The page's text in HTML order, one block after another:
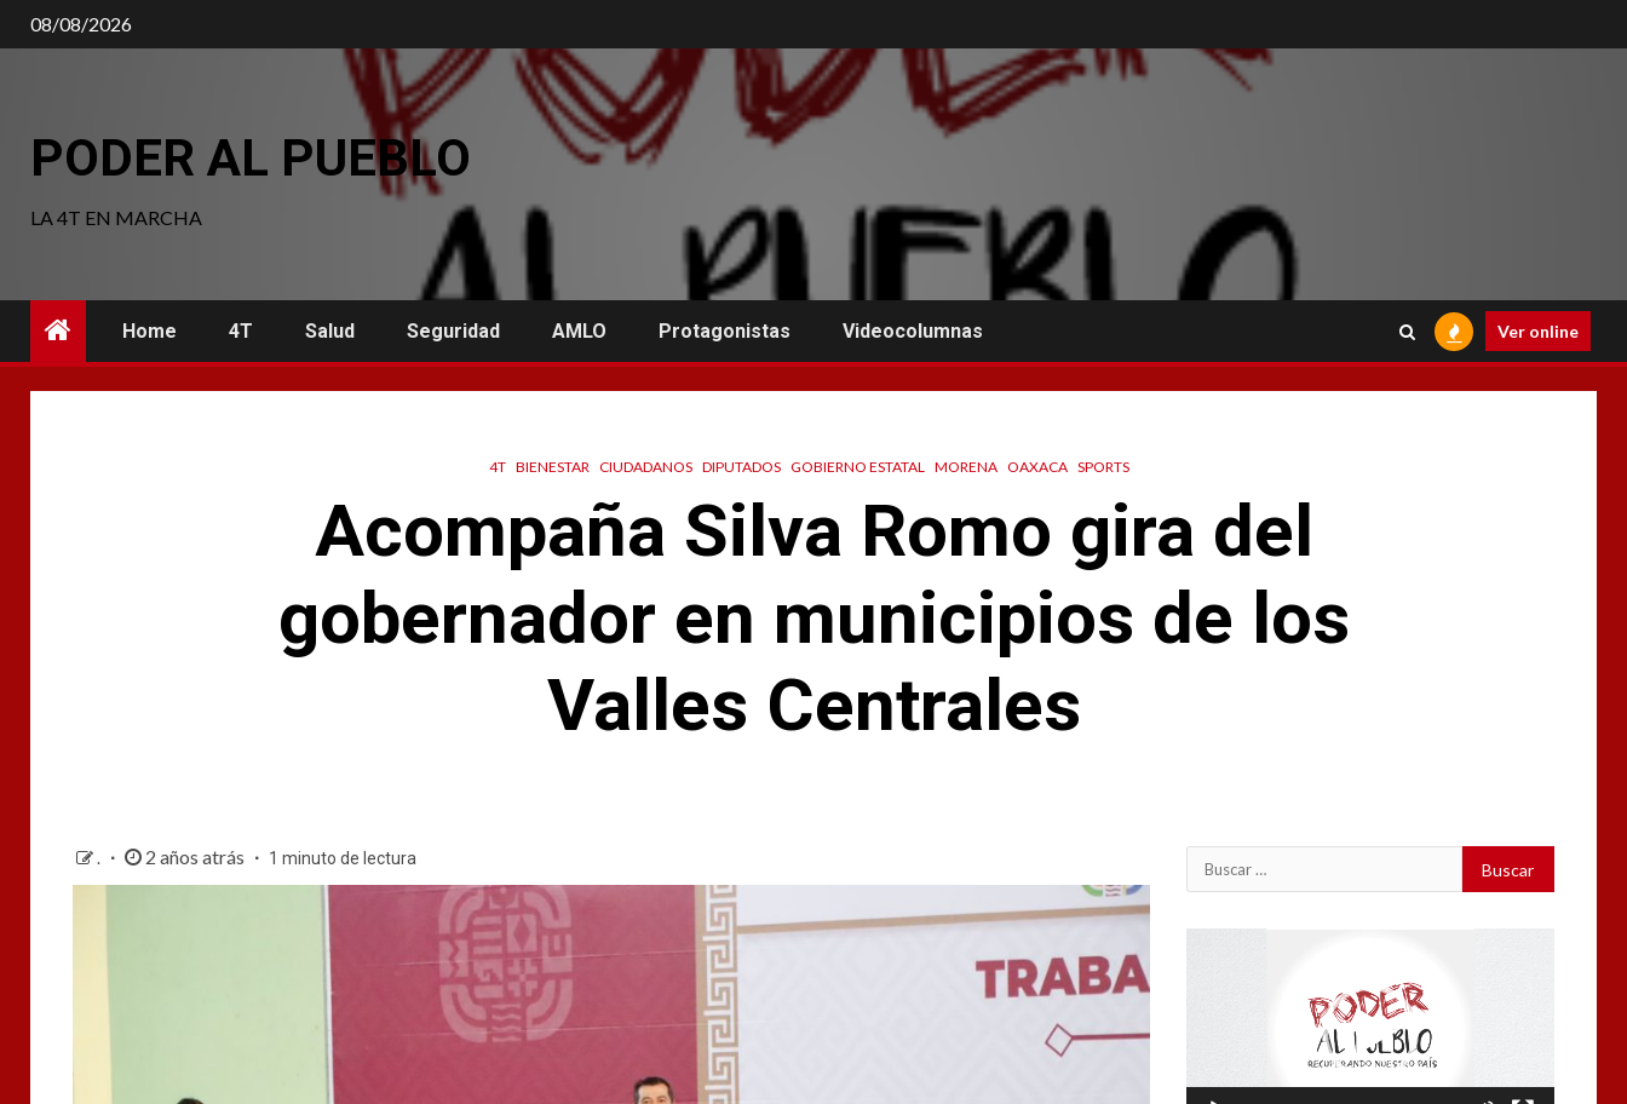
Saltar
al
08/08/2026
PODER AL PUEBLO
LA 4T EN MARCHA
Home 4T Salud Seguridad AMLO Protagonistas Videocolumnas Ver online
4T BIENESTAR CIUDADANOS DIPUTADOS GOBIERNO ESTATAL MORENA OAXACA SPORTS
Acompaña Silva Romo gira del
gobernador en municipios de los
Valles Centrales
. 2 años atrás 1 minuto de lectura Buscar: